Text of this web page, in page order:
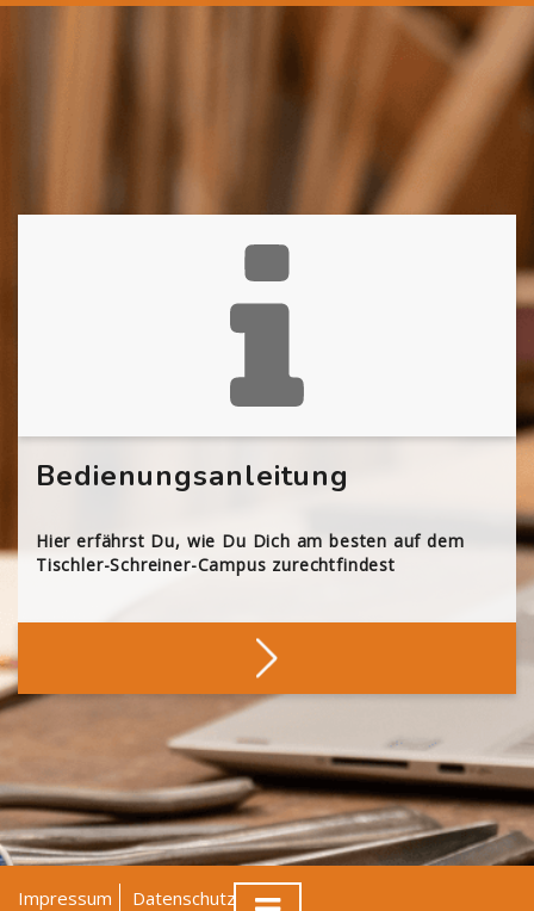
Bedienungsanleitung
Hier erfährst Du, wie Du Dich am besten auf dem
Tischler-Schreiner-Campus zurechtfindest
Impressum Datenschutz AGB